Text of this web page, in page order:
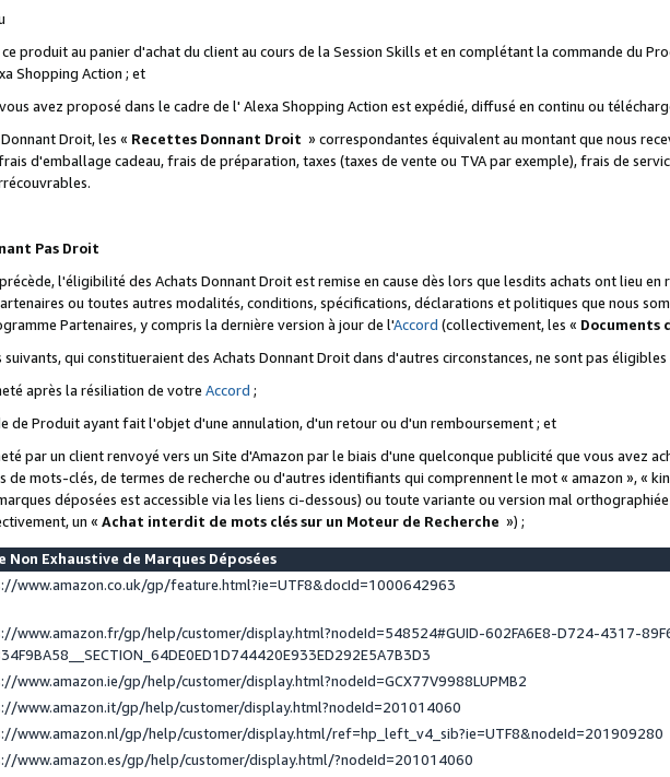
produit au panier d'achat du client au cours de la Session Skills et en complétant la commande du
Shopping Action ; et
avez proposé dans le cadre de l' Alexa Shopping Action est expédié, diffusé en continu ou
Droit, les « Recettes Donnant Droit » correspondantes équivalent au montant que nous
d'emballage cadeau, frais de préparation, taxes (taxes de vente ou TVA par exemple), frais de
Pas Droit
l'éligibilité des Achats Donnant Droit est remise en cause dès lors que lesdits achats ont lieu
ou toutes autres modalités, conditions, spécifications, déclarations et politiques que nous
Partenaires, y compris la dernière version à jour de l'Accord (collectivement, les « Documents
suivants, qui constitueraient des Achats Donnant Droit dans d'autres circonstances, ne sont pas
après la résiliation de votre Accord ;
de Produit ayant fait l'objet d'une annulation, d'un retour ou d'un remboursement ; et
par un client renvoyé vers un Site d'Amazon par le biais d'une quelconque publicité que vous avez
de mots-clés, de termes de recherche ou d'autres identifiants qui comprennent le mot « amazon », «
déposées est accessible via les liens ci-dessous) ou toute variante ou version mal
un « Achat interdit de mots clés sur un Moteur de Recherche ») ;
Non Exhaustive de Marques Déposées
www.amazon.co.uk/gp/feature.html?ie=UTF8&docId=1000642963
www.amazon.fr/gp/help/customer/display.html?nodeId=548524#GUID-602FA6E8-D724-4317-
www.amazon.ie/gp/help/customer/display.html?nodeId=GCX77V9988LUPMB2
www.amazon.it/gp/help/customer/display.html?nodeId=201014060
www.amazon.nl/gp/help/customer/display.html/ref=hp_left_v4_sib?ie=UTF8&nodeId=201909280
www.amazon.es/gp/help/customer/display.html/?nodeId=201014060